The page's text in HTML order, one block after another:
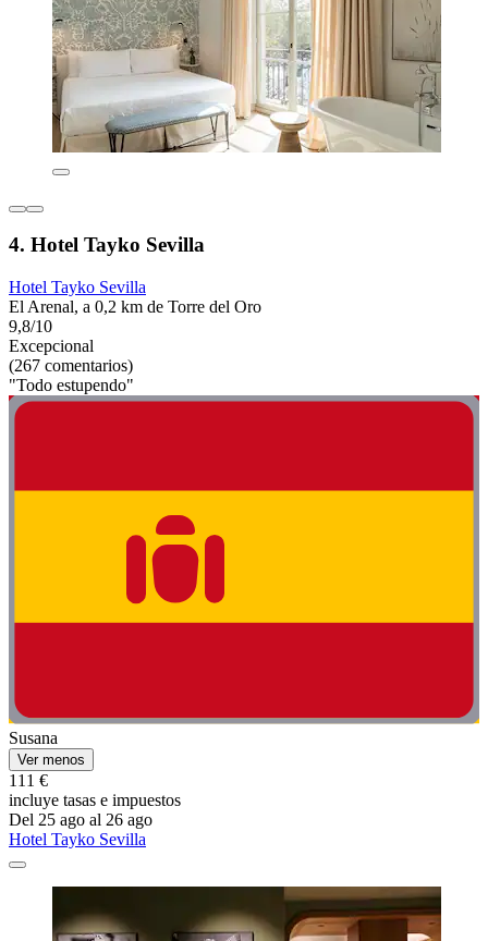
4. Hotel Tayko Sevilla
Hotel Tayko Sevilla
El Arenal, a 0,2 km de Torre del Oro
9,8/10
Excepcional
(267 comentarios)
"Todo estupendo"
Susana
Ver menos
111 €
incluye tasas e impuestos
Del 25 ago al 26 ago
Hotel Tayko Sevilla